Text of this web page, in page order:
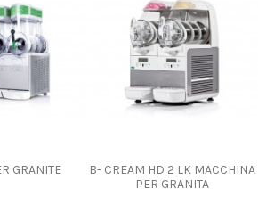
GRANITE
B- CREAM HD 2 LK MACCHINA
PER GRANITA